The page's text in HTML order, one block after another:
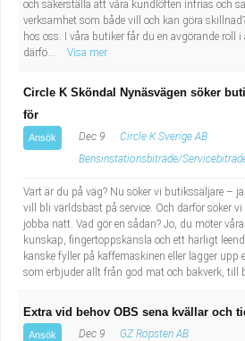
och säkerställa att våra kundlöften infrias och
verksamhet som både vill och kan göra
hos oss. I våra butiker får du en avgörande roll
därfö...
Visa mer
Circle K Sköndal Nynäsvägen söker
för
Ansök Dec 9
Circle K Sverige AB
Bensinstationsbiträde/
Vart är du på väg? Nu söker vi butikssäljare –
vill bli världsbäst på service. Och därför söker vi
jobba natt. Vad gör en sådan? Jo, du möter
kunskap, fingertoppskänsla och ett härligt
kanske fyller på kaffemaskinen eller lägger upp
som erbjuder allt från god mat och bakverk, till
Extra vid behov OBS sena kvällar och
Ansök Dec 9
GZ Ropsten AB